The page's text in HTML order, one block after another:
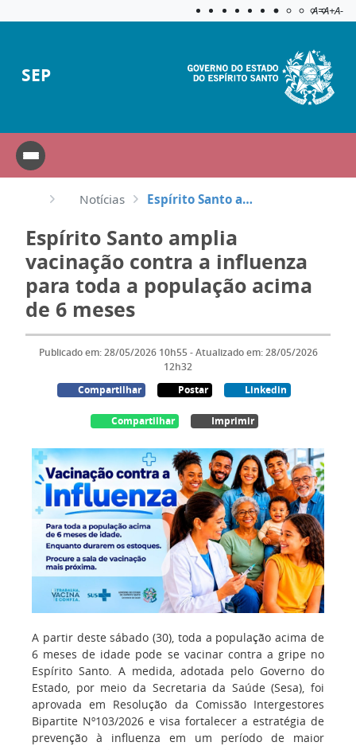
Aplicar
A=A+A-
SEP
Notícias Espírito Santo amplia vacinação contra a influenza para toda a população acima de 6 meses
Espírito Santo amplia
vacinação contra a influenza
para toda a população acima
de 6 meses
Publicado em: 28/05/2026 10h55 - Atualizado em: 28/05/2026
12h32
Compartilhar
Postar Linkedin
Compartilhar Imprimir
A partir deste sábado (30), toda a população acima de
6 meses de idade pode se vacinar contra a gripe no
Espírito Santo. A medida, adotada pelo Governo do
Estado, por meio da Secretaria da Saúde (Sesa), foi
aprovada em Resolução da Comissão Intergestores
Bipartite Nº103/2026 e visa fortalecer a estratégia de
prevenção à influenza em um período de maior